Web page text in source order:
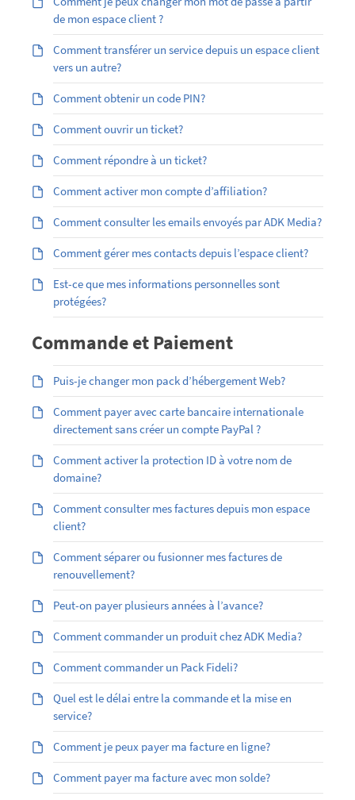
de mon espace client ?
Comment transférer un service depuis un espace client
vers un autre?
Comment obtenir un code PIN?
Comment ouvrir un ticket?
Comment répondre à un ticket?
Comment activer mon compte d’affiliation?
Comment consulter les emails envoyés par ADK Media?
Comment gérer mes contacts depuis l’espace client?
Est-ce que mes informations personnelles sont
protégées?
Commande et Paiement
Puis-je changer mon pack d’hébergement Web?
Comment payer avec carte bancaire internationale
directement sans créer un compte PayPal ?
Comment activer la protection ID à votre nom de
domaine?
Comment consulter mes factures depuis mon espace
client?
Comment séparer ou fusionner mes factures de
renouvellement?
Peut-on payer plusieurs années à l’avance?
Comment commander un produit chez ADK Media?
Comment commander un Pack Fideli?
Quel est le délai entre la commande et la mise en
service?
Comment je peux payer ma facture en ligne?
Comment payer ma facture avec mon solde?